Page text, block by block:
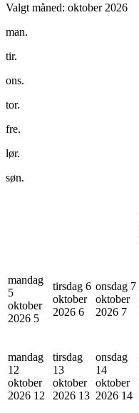
Valgt måned: oktober 2026
man.
tir.
ons.
tor.
fre.
lør.
søn.
mandag
5
oktober
2026 5
tirsdag 6
oktober
2026 6
onsdag 7
oktober
2026 7
mandag
12
oktober
2026 12
tirsdag
13
oktober
2026 13
onsdag
14
oktober
2026 14